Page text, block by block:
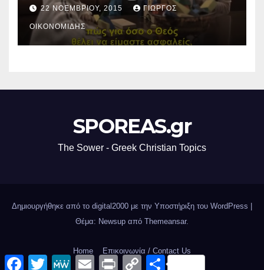
22 ΝΟΕΜΒΡΊΟΥ, 2015 ΓΙΏΡΓΟΣ
ΟΙΚΟΝΟΜΊΔΗΣ
SPOREAS.gr
The Sower - Greek Christian Topics
Δημιουργήθηκε από το digital2000 με την Υποστήριξη του WordPress
Θέμα: Newsup από Themeansar.
Home Επικοινωνία / Contact Us
F
T
M
E
P
C
Μ